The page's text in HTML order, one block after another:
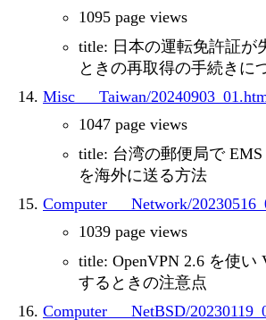
1095 page views
title: 日本の運転免許証が
ときの再取得の手続きに
Misc___Taiwan/
1047 page views
title: 台湾の郵便局で
を海外に送る方法
Computer___Network/
1039 page views
title: OpenVPN 2.6 を使い
するときの注意点
Computer___NetBSD/